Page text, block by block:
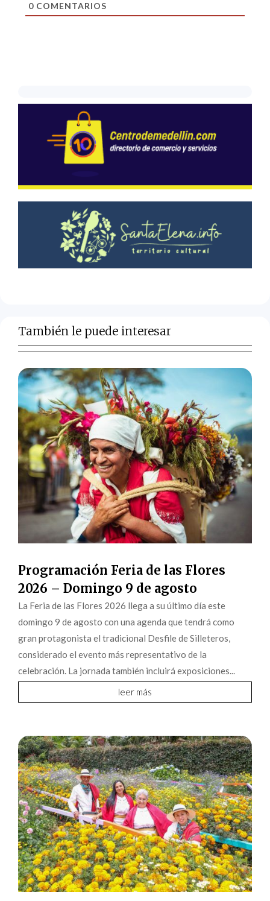
0COMENTARIOS
También le puede interesar
Programación Feria de las Flores
2026 – Domingo 9 de agosto
La Feria de las Flores 2026 llega a su último día este
domingo 9 de agosto con una agenda que tendrá como
gran protagonista el tradicional Desfile de Silleteros,
considerado el evento más representativo de la
celebración. La jornada también incluirá exposiciones...
leer más